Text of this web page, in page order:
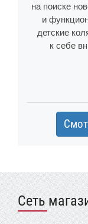
на поиске
и
детские
к себе
Сеть